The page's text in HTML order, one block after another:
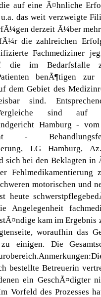
auf eine Ã¤hnliche
das weit verzweigte
derzeit Ã¼ber
die zahlreichen
Fachmediziner
die im Bedarfsfalle
benÃ¶tigen
dem Gebiet des
sind.
sind auf
Hamburg -
-
LG Hamburg,
sich bei den Beklagten in
motorischen und
heute
Angelegenheit
kam im
woraufhin das
zu einigen. Die
bestellte Betreuerin
ein GeschÃ¤digter
Vorfeld des Prozesses